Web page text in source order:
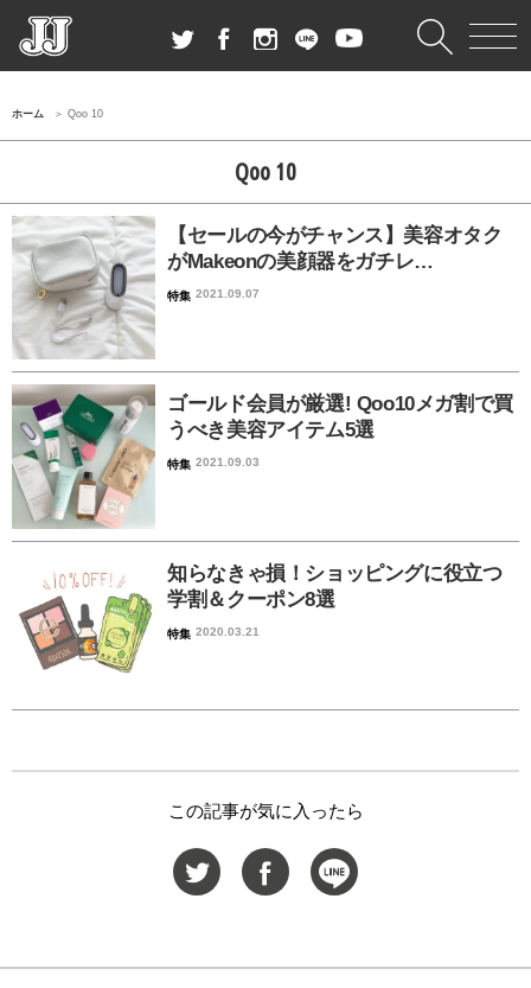
ホーム Qoo 10
Qoo 10
【セールの今がチャンス】美容オタク
がMakeonの美顔器をガチレ…
特集 2021.09.07
ゴールド会員が厳選! Qoo10メガ割で買
うべき美容アイテム5選
特集 2021.09.03
知らなきゃ損！ショッピングに役立つ
学割＆クーポン8選
特集 2020.03.21
この記事が気に入ったら